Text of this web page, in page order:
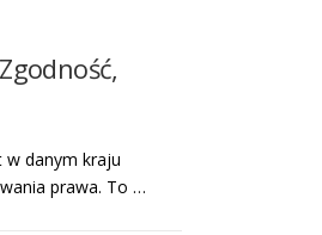
w danym kraju
prawa. To …